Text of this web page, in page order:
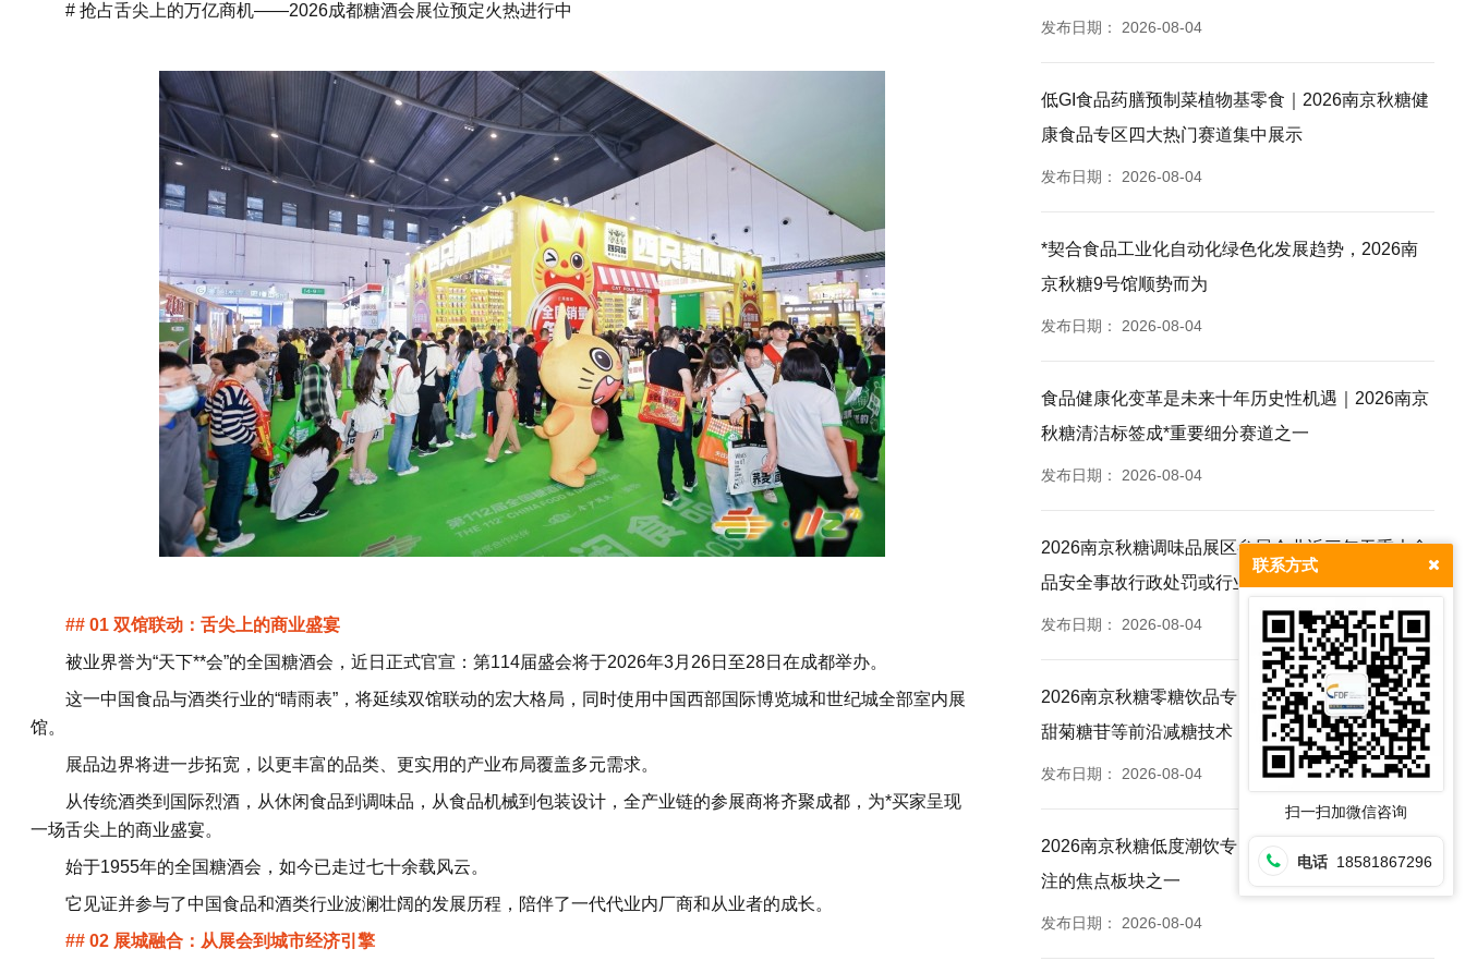
# 抢占舌尖上的万亿商机——2026成都糖酒会展位预定火热进行中
## 01 双馆联动：舌尖上的商业盛宴
被业界誉为“天下**会”的全国糖酒会，近日正式官宣：第114届盛会将于2026年3月26日至28日在成都举办。
这一中国食品与酒类行业的“晴雨表”，将延续双馆联动的宏大格局，同时使用中国西部国际博览城和世纪城全部室内展
馆。
展品边界将进一步拓宽，以更丰富的品类、更实用的产业布局覆盖多元需求。
从传统酒类到国际烈酒，从休闲食品到调味品，从食品机械到包装设计，全产业链的参展商将齐聚成都，为*买家呈现
一场舌尖上的商业盛宴。
始于1955年的全国糖酒会，如今已走过七十余载风云。
它见证并参与了中国食品和酒类行业波澜壮阔的发展历程，陪伴了一代代业内厂商和从业者的成长。
## 02 展城融合：从展会到城市经济引擎
发布日期： 2026-08-04
低GI食品药膳预制菜植物基零食｜2026南京秋糖健
康食品专区四大热门赛道集中展示
发布日期： 2026-08-04
*契合食品工业化自动化绿色化发展趋势，2026南
京秋糖9号馆顺势而为
发布日期： 2026-08-04
食品健康化变革是未来十年历史性机遇｜2026南京
秋糖清洁标签成*重要细分赛道之一
发布日期： 2026-08-04
2026南京秋糖调味品展区参展企业近三年无重大食
品安全事故行政处罚或行业通报记录
发布日期： 2026-08-04
2026南京秋糖零糖饮品专区汇聚赤藓糖醇阿洛酮糖
甜菊糖苷等前沿减糖技术
发布日期： 2026-08-04
2026南京秋糖低度潮饮专区是本届秋糖*受业内关
注的焦点板块之一
发布日期： 2026-08-04
联系方式
扫一扫加微信咨询
电话 18581867296